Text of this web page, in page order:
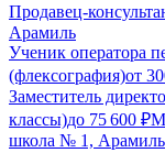
Продавец-
Арамиль
Ученик оператора
(флексография)от
Заместитель
классы)до 75 600 ₽
школа № 1, Арамиль